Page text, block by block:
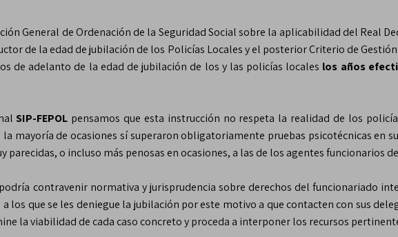
General de Ordenación de la Seguridad Social sobre la aplicabilidad del Real
de la edad de jubilación de los Policías Locales y el posterior Criterio de Gestión
de adelanto de la edad de jubilación de los y las policías locales los años
SIP-FEPOL pensamos que esta instrucción no respeta la realidad de los
mayoría de ocasiones sí superaron obligatoriamente pruebas psicotécnicas en
parecidas, o incluso más penosas en ocasiones, a las de los agentes funcionarios
contravenir normativa y jurisprudencia sobre derechos del funcionariado
los que se les deniegue la jubilación por este motivo a que contacten con sus
la viabilidad de cada caso concreto y proceda a interponer los recursos